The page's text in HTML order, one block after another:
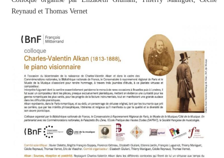
Reynaud et Thomas Vernet